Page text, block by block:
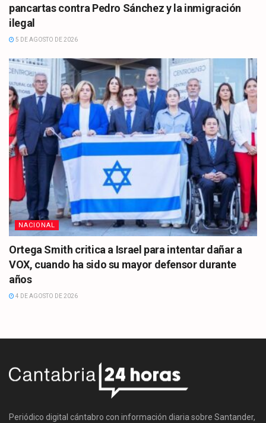
pancartas contra Pedro Sánchez y la inmigración
ilegal
5 DE AGOSTO DE 2026
NACIONAL
Ortega Smith critica a Israel para intentar dañar a
VOX, cuando ha sido su mayor defensor durante
años
4 DE AGOSTO DE 2026
Periódico digital cántabro con información diaria sobre Santander,